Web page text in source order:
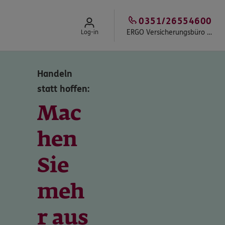
Log-in ERGO Versicherungsbüro Stöpel
0351/26554600
Handeln
statt hoffen:
Mac
hen
Sie
meh
r aus